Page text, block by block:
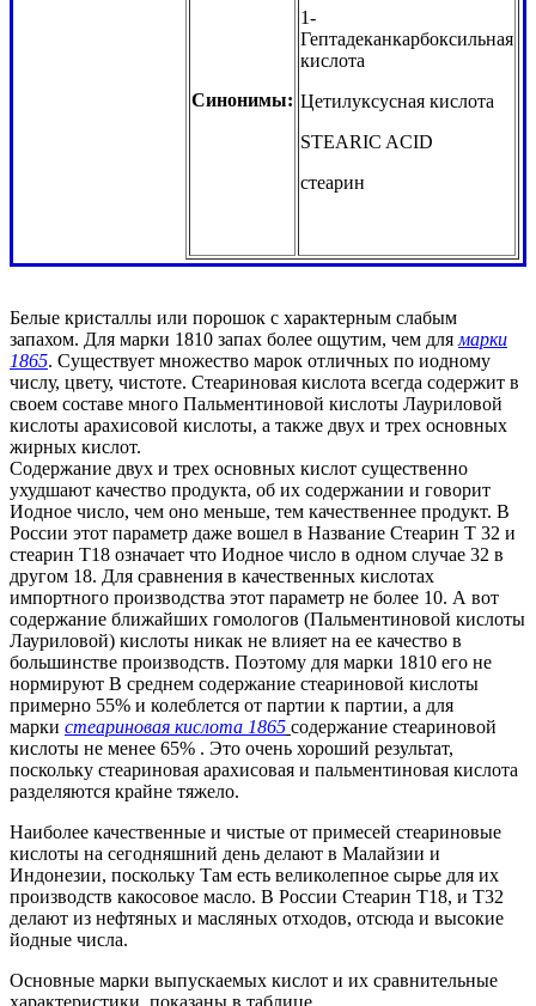
Синонимы:
1-
Гептадеканкарбоксильная
кислота
Цетилуксусная кислота
STEARIC ACID
стеарин
Белые кристаллы или порошок с характерным слабым
запахом. Для марки 1810 запах более ощутим, чем для марки
1865. Существует множество марок отличных по иодному
числу, цвету, чистоте. Стеариновая кислота всегда содержит в
своем составе много Пальментиновой кислоты Лауриловой
кислоты арахисовой кислоты, а также двух и трех основных
жирных кислот.
Содержание двух и трех основных кислот существенно
ухудшают качество продукта, об их содержании и говорит
Иодное число, чем оно меньше, тем качественнее продукт. В
России этот параметр даже вошел в Название Стеарин Т 32 и
стеарин Т18 означает что Иодное число в одном случае 32 в
другом 18. Для сравнения в качественных кислотах
импортного производства этот параметр не более 10. А вот
содержание ближайших гомологов (Пальментиновой кислоты
Лауриловой) кислоты никак не влияет на ее качество в
большинстве производств. Поэтому для марки 1810 его не
нормируют В среднем содержание стеариновой кислоты
примерно 55% и колеблется от партии к партии, а для
марки стеариновая кислота 1865 содержание стеариновой
кислоты не менее 65% . Это очень хороший результат,
поскольку стеариновая арахисовая и пальментиновая кислота
разделяются крайне тяжело.
Наиболее качественные и чистые от примесей стеариновые
кислоты на сегодняшний день делают в Малайзии и
Индонезии, поскольку Там есть великолепное сырье для их
производств какосовое масло. В России Стеарин Т18, и Т32
делают из нефтяных и масляных отходов, отсюда и высокие
йодные числа.
Основные марки выпускаемых кислот и их сравнительные
характеристики показаны в таблице